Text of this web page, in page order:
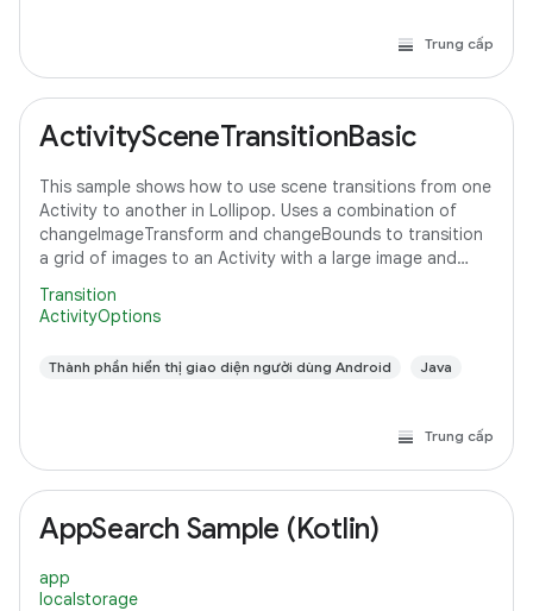
Trung cấp
ActivitySceneTransitionBasic
This sample shows how to use scene transitions from one
Activity to another in Lollipop. Uses a combination of
changeImageTransform and changeBounds to transition
a grid of images to an Activity with a large image and
Transition
ActivityOptions
Thành phần hiển thị giao diện người dùng Android Java
Trung cấp
AppSearch Sample (Kotlin)
app
localstorage